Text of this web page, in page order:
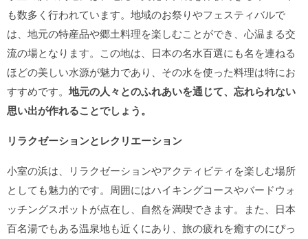
も数多く行われています。地域のお祭りやフェスティバルで
は、地元の特産品や郷土料理を楽しむことができ、心温まる交
流の場となります。この地は、日本の名水百選にも名を連ねる
ほどの美しい水源が魅力であり、その水を使った料理は特にお
すすめです。 地元の人々とのふれあいを通じて、忘れられない
思い出が作れることでしょう。
リラクゼーションとレクリエーション
小室の浜は、リラクゼーションやアクティビティを楽しむ場所
としても魅力的です。周囲にはハイキングコースやバードウォ
ッチングスポットが点在し、自然を満喫できます。また、日本
百名湯でもある温泉地も近くにあり、旅の疲れを癒すのにぴっ